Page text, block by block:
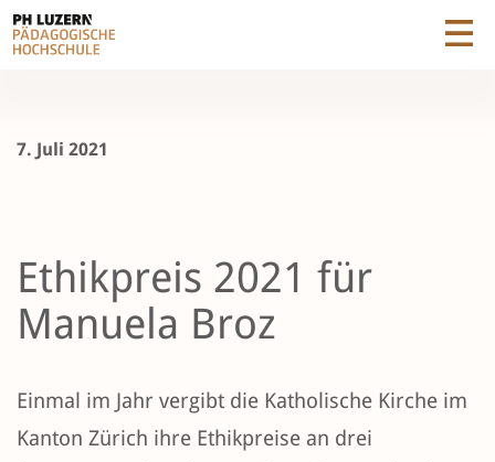
7. Juli 2021
Ethikpreis 2021 für
Manuela Broz
Einmal im Jahr vergibt die Katholische Kirche im
Kanton Zürich ihre Ethikpreise an drei